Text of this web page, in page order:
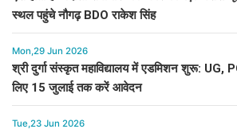
स्थल पहुंचे नौगढ़ BDO राकेश सिंह
Mon,29 Jun 2026
श्री दुर्गा संस्कृत महाविद्यालय में एडमिशन शुरू: UG,
लिए 15 जुलाई तक करें आवेदन
Tue,23 Jun 2026